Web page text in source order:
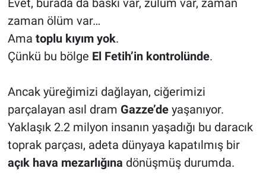
Evet, burada da baskı var, zulüm var, zaman
zaman ölüm var…
Ama toplu kıyım yok.
Çünkü bu bölge El Fetih’in kontrolünde.
Ancak yüreğimizi dağlayan, ciğerimizi
parçalayan asıl dram Gazze’deyaşanıyor.
Yaklaşık 2.2 milyon insanın yaşadığı bu daracık
toprak parçası, adeta dünyaya kapatılmış bir
açık hava mezarlığına dönüşmüş durumda.
Çevre
BİLİM VE TEKNOLOJİ
Şambayat Haber